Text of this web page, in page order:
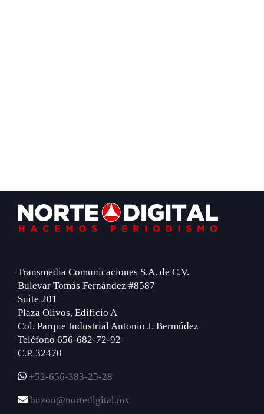
Footer
Transmedia Comunicaciones S.A. de C.V.
Bulevar Tomás Fernández #8587
Suite 201
Plaza Olivos, Edificio A
Col. Parque Industrial Antonio J. Bermúdez
Teléfono 656-682-72-92
C.P. 32470
+52-656-383-25-28
buzon@nortedigital.mx